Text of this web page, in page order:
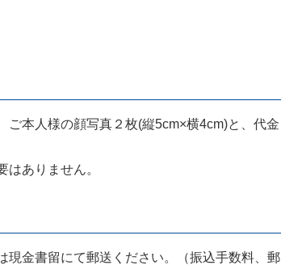
本人様の顔写真２枚(縦5cm×横4cm)と、代金
ありません。
現金書留にて郵送ください。（振込手数料、郵